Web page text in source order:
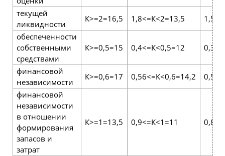
текущей
ликвидности
К>=2=16,5 1,8<=К<2=13,5
обеспеченности
собственными
средствами
К>=0,5=15 0,4<=К<0,5=12
финансовой
независимости
К>=0,6=17 0,56<=К<0,6=14,2
финансовой
независимости
в отношении
формирования
запасов и
затрат
К>=1=13,5 0,9<=К<1=11